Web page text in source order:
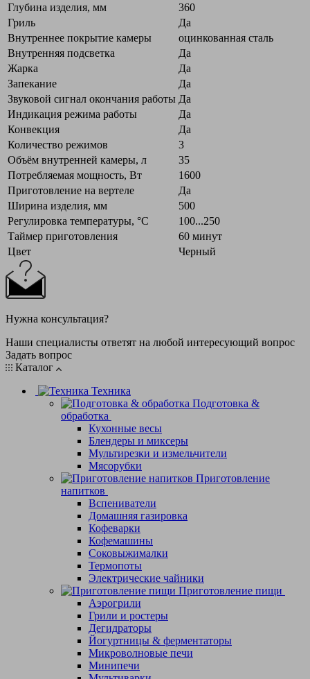
Глубина изделия, мм
360
Гриль
Да
Внутреннее покрытие камеры
оцинкованная сталь
Внутренняя подсветка
Да
Жарка
Да
Запекание
Да
Звуковой сигнал окончания работы Да
Индикация режима работы
Да
Конвекция
Да
Количество режимов
3
Объём внутренней камеры, л
35
Потребляемая мощность, Вт
1600
Приготовление на вертеле
Да
Ширина изделия, мм
500
Регулировка температуры, °C
100...250
Таймер приготовления
60 минут
Цвет
Черный
Нужна консультация?
Наши специалисты ответят на любой интересующий вопрос
Задать вопрос
Каталог
Техника
Подготовка &
обработка
Кухонные весы
Блендеры и миксеры
Мультирезки и измельчители
Мясорубки
Приготовление
напитков
Вспениватели
Домашняя газировка
Кофеварки
Кофемашины
Соковыжималки
Термопоты
Электрические чайники
Приготовление пищи
Аэрогрили
Грили и ростеры
Дегидраторы
Йогуртницы & ферментаторы
Микроволновые печи
Минипечи